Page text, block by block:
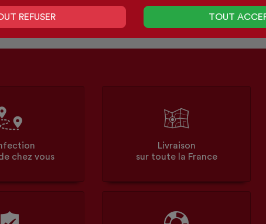
REFUSER TOUT
chez vous
Livraison
sur toute la France